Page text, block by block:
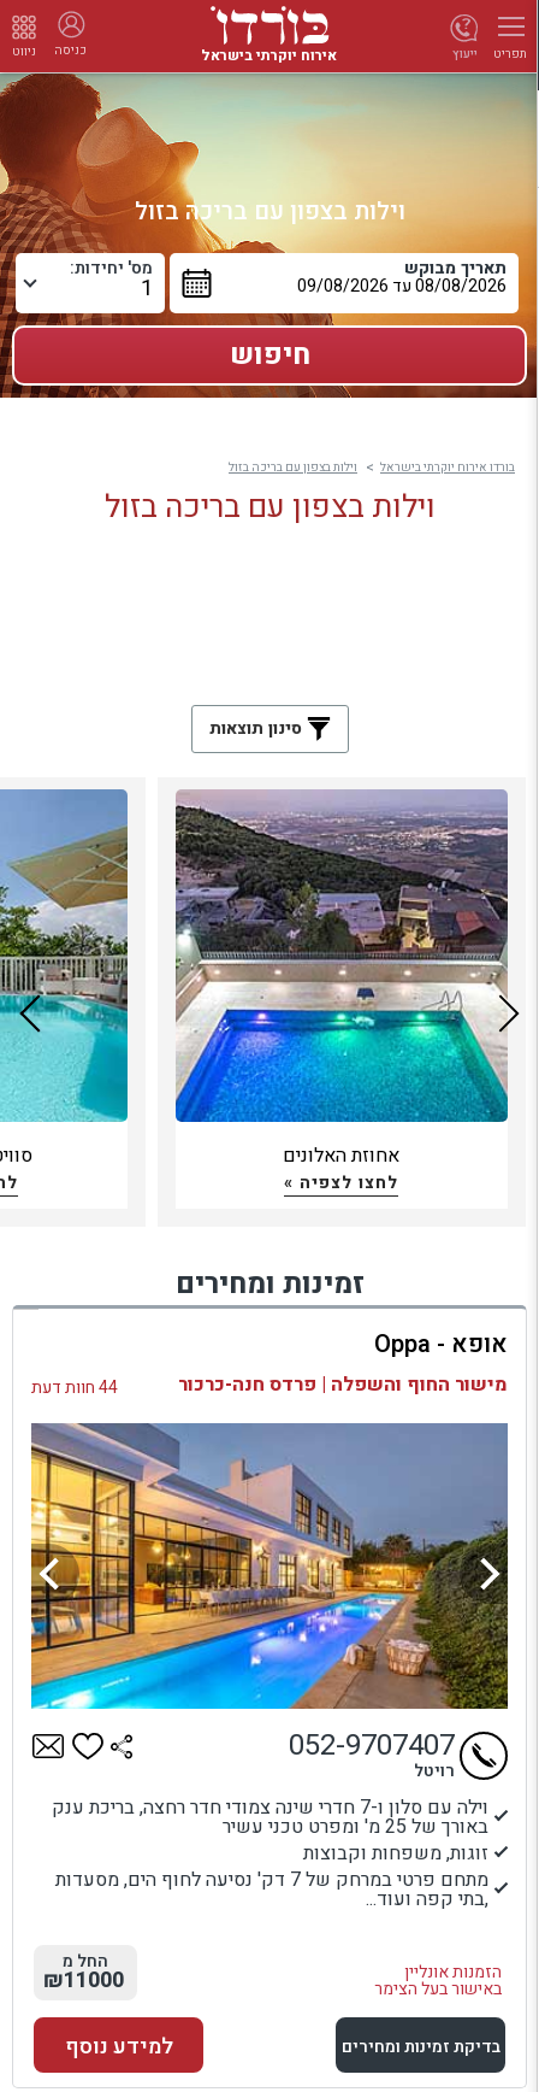
תפריט אירוח יוקרתי בישראל כניסה ניווט ייעוץ
וילות בצפון עם בריכה בזול
תאריך מבוקש מס' יחידות:
בורדו אירוח יוקרתי בישראל וילות בצפון עם בריכה בזול
וילות בצפון עם בריכה בזול
סינון תוצאות
אחוזת האלונים
לחצו לצפיה »
זמינות ומחירים
אופא - Oppa
מישור החוף והשפלה | פרדס חנה-כרכור 44 חוות דעת
וילה עם סלון ו-7 חדרי שינה צמודי חדר רחצה, בריכת ענק
באורך של 25 מ' ומפרט טכני עשיר
זוגות, משפחות וקבוצות
מתחם פרטי במרחק של 7 דק' נסיעה לחוף הים, מסעדות
,בתי קפה ועוד...
הזמנות אונליין
באישור בעל הצימר
052-9707407
רויטל
החל מ
₪11000
בדיקת זמינות ומחירים למידע נוסף